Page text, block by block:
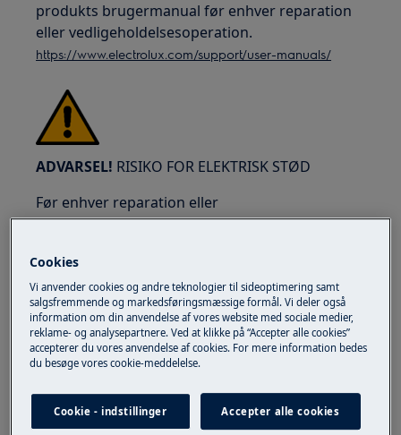
produkts brugermanual før enhver reparation
eller vedligeholdelsesoperation.
https://www.electrolux.com/support/user-manuals/
ADVARSEL! RISIKO FOR ELEKTRISK STØD
Før enhver reparation eller
vedligeholdelsesoperation, deaktiver apparatet
Cookies
Vi anvender cookies og andre teknologier til sideoptimering samt
salgsfremmende og markedsføringsmæssige formål. Vi deler også
information om din anvendelse af vores website med sociale medier,
reklame- og analysepartnere. Ved at klikke på “Accepter alle cookies”
accepterer du vores anvendelse af cookies. For mere information bedes
du besøge vores cookie-meddelelse.
Cookie - indstillinger Accepter alle cookies